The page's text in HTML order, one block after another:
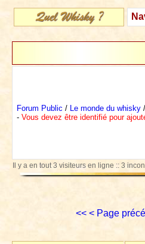
Forum Public / Le monde du whisky /
- Vous devez être identifié pour
Il y a en tout 3 visiteurs en ligne :: 3
<< < Page